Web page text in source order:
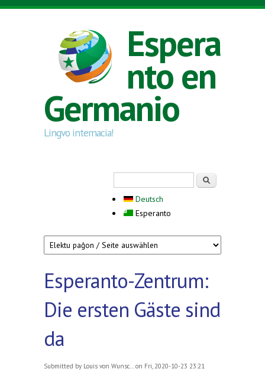
Skip to main content
Espera
nto en
Germanio
Lingvo internacia!
Deutsch
Esperanto
Esperanto-Zentrum:
Die ersten Gäste sind
da
Submitted by Louis von Wunsc... on Fri, 2020-10-23 23:21